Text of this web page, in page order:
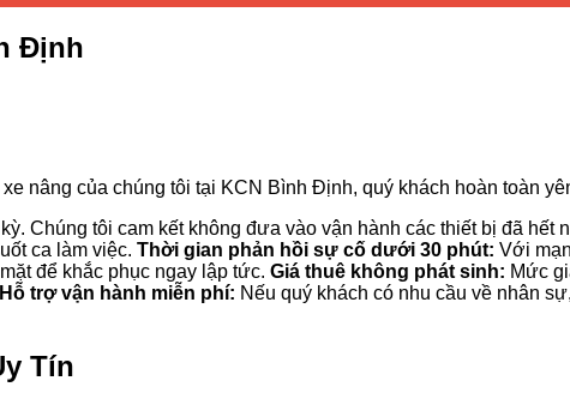
Định
nâng của chúng tôi tại KCN Bình Định, quý khách hoàn toàn
Chúng tôi cam kết không đưa vào vận hành các thiết bị đã hết
ca làm việc. Thời gian phản hồi sự cố dưới 30 phút: Với
để khắc phục ngay lập tức. Giá thuê không phát sinh: Mức
Hỗ trợ vận hành miễn phí: Nếu quý khách có nhu cầu về nhân
Tín